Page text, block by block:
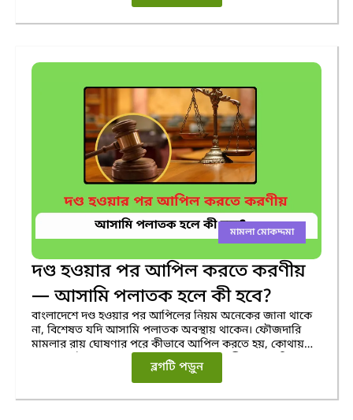
মামলা মোকদ্দমা
দণ্ড হওয়ার পর আপিল করতে করণীয়
— আসামি পলাতক হলে কী হবে?
বাংলাদেশে দণ্ড হওয়ার পর আপিলের নিয়ম অনেকের জানা থাকে
না, বিশেষত যদি আসামি পলাতক অবস্থায় থাকেন। ফৌজদারি
মামলার রায় ঘোষণার পরে কীভাবে আপিল করতে হয়, কোথায়
আত্মসমর্পণ করতে হয়, এবং কোন আদালতে কীভাবে জামিন বা
স্টে চাইতে হয়—এসব বিষয় জানা অত্যন্ত গুরুত্বপূর্ণ। এ গাইডে দণ্ড
হওয়ার পর আপিলের নিয়ম এবং পলাতক আসামির আইনগত
করণীয় ধাপে ধাপে ব্যাখ্যা করা হয়েছে।
ব্লগটি পড়ুন